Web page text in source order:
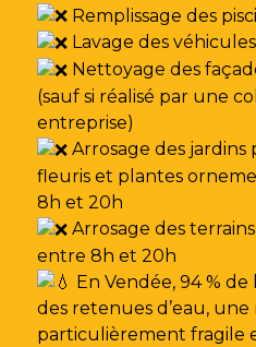
Remplissage des
Lavage des
Nettoyage des
(sauf si réalisé par une
entreprise)
Arrosage des jardins
fleuris et plantes
8h et 20h
Arrosage des
entre 8h et 20h
En Vendée, 94 %
des retenues d’eau, une
particulièrement fragile